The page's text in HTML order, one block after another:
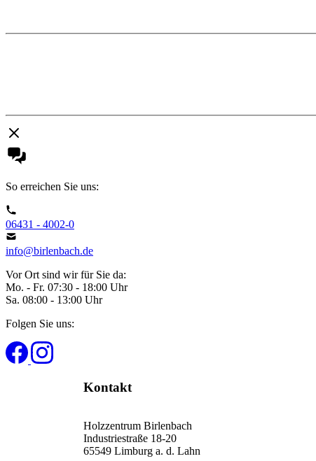
So erreichen Sie uns:
06431 - 4002-0
info@birlenbach.de
Vor Ort sind wir für Sie da:
Mo. - Fr. 07:30 - 18:00 Uhr
Sa. 08:00 - 13:00 Uhr
Folgen Sie uns:
Kontakt
Holzzentrum Birlenbach
Industriestraße 18-20
65549 Limburg a. d. Lahn